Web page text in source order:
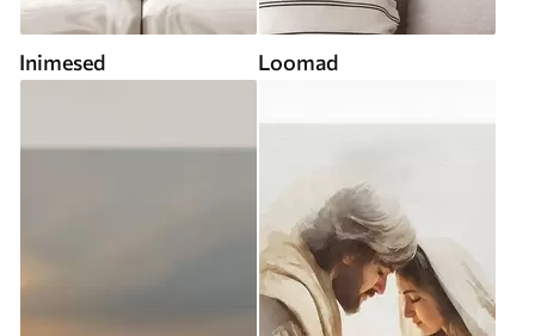
Inimesed Loomad